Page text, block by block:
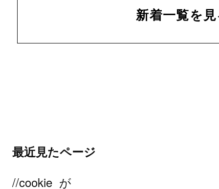
新着一覧を
最近見たページ
//cookieが